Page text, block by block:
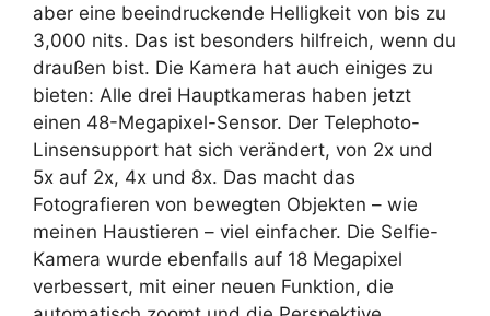
aber eine beeindruckende Helligkeit von bis zu
3,000 nits. Das ist besonders hilfreich, wenn du
draußen bist. Die Kamera hat auch einiges zu
bieten: Alle drei Hauptkameras haben jetzt
einen 48-Megapixel-Sensor. Der Telephoto-
Linsensupport hat sich verändert, von 2x und
5x auf 2x, 4x und 8x. Das macht das
Fotografieren von bewegten Objekten – wie
meinen Haustieren – viel einfacher. Die Selfie-
Kamera wurde ebenfalls auf 18 Megapixel
verbessert, mit einer neuen Funktion, die